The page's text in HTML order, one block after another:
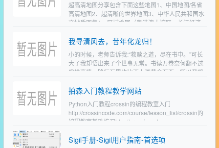
超高清地图分享包含下面这些地图1、中国地图/各省
高清地图2、超清晰的世界地图3、中华人民共和国水
文地质图集4、区域地图（粤港澳大湾区、长江经济
历代疆域变…
我寻清风去，昔年化龙归！
小的时候，老师告诉我:“救赎之道，尽在书中。”可长
大了我却悟出来了个世事无常。书读万卷奈何翻不过
俗世高墙，路行万里也比不上那黄金万两。所以我将
上。我寻清风…
拍森入门教程教学网站
Python入门教程crossin的编程教室入门
http://crossincode.com/course/lesson_list/crossin的
编程教室基础练习http://crossincode…
Sigil手册-Sigil用户指南-首选项